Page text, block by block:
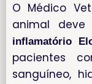
O Médico
animal
inflamatório
pacientes
sanguíneo,